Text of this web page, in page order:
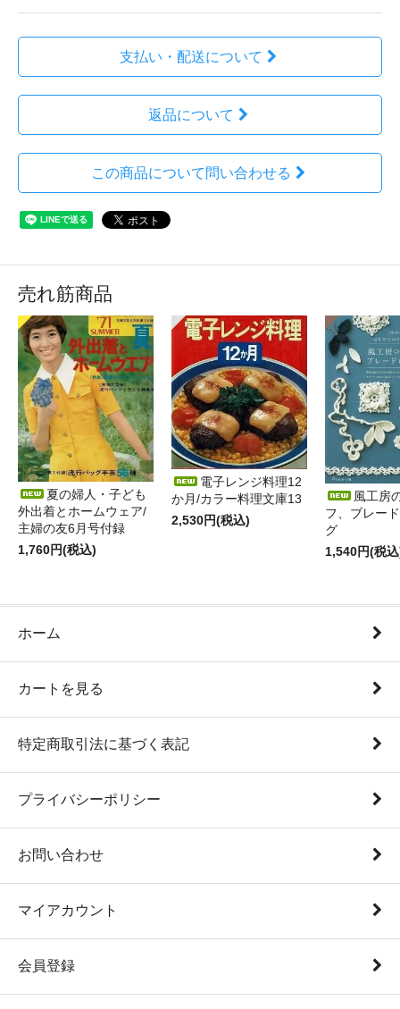
支払い・配送について
返品について
この商品について問い合わせる
売れ筋商品
夏の婦人・子ども
外出着とホームウェア/
主婦の友6月号付録
1,760円(税込)
電子レンジ料理12
か月/カラー料理文庫13
2,530円(税込)
風工房
フ、ブレー
グ
1,540円(税
ホーム
カートを見る
特定商取引法に基づく表記
プライバシーポリシー
お問い合わせ
マイアカウント
会員登録